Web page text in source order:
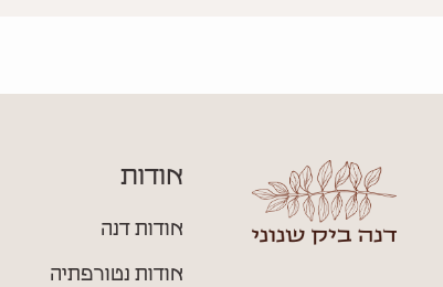
אודות
אודות דנה
אודות נטורפתיה